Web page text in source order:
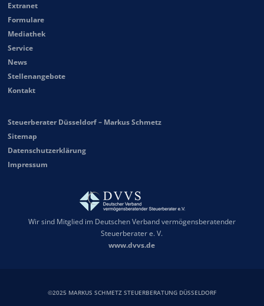
Extranet
Formulare
Mediathek
Service
News
Stellenangebote
Kontakt
Steuerberater Düsseldorf – Markus Schmetz
Sitemap
Datenschutzerklärung
Impressum
Wir sind Mitglied im Deutschen Verband vermögensberatender
Steuerberater e. V.
www.dvvs.de
©2025 MARKUS SCHMETZ STEUERBERATUNG DÜSSELDORF